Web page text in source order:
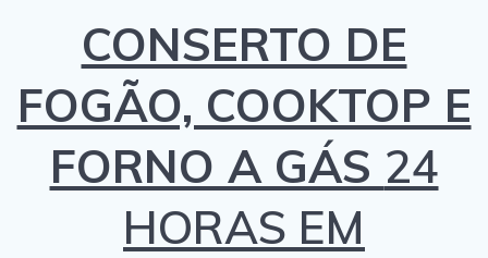
CONSERTO DE
FOGÃO, COOKTOP E
FORNO A GÁS 24
HORAS EM